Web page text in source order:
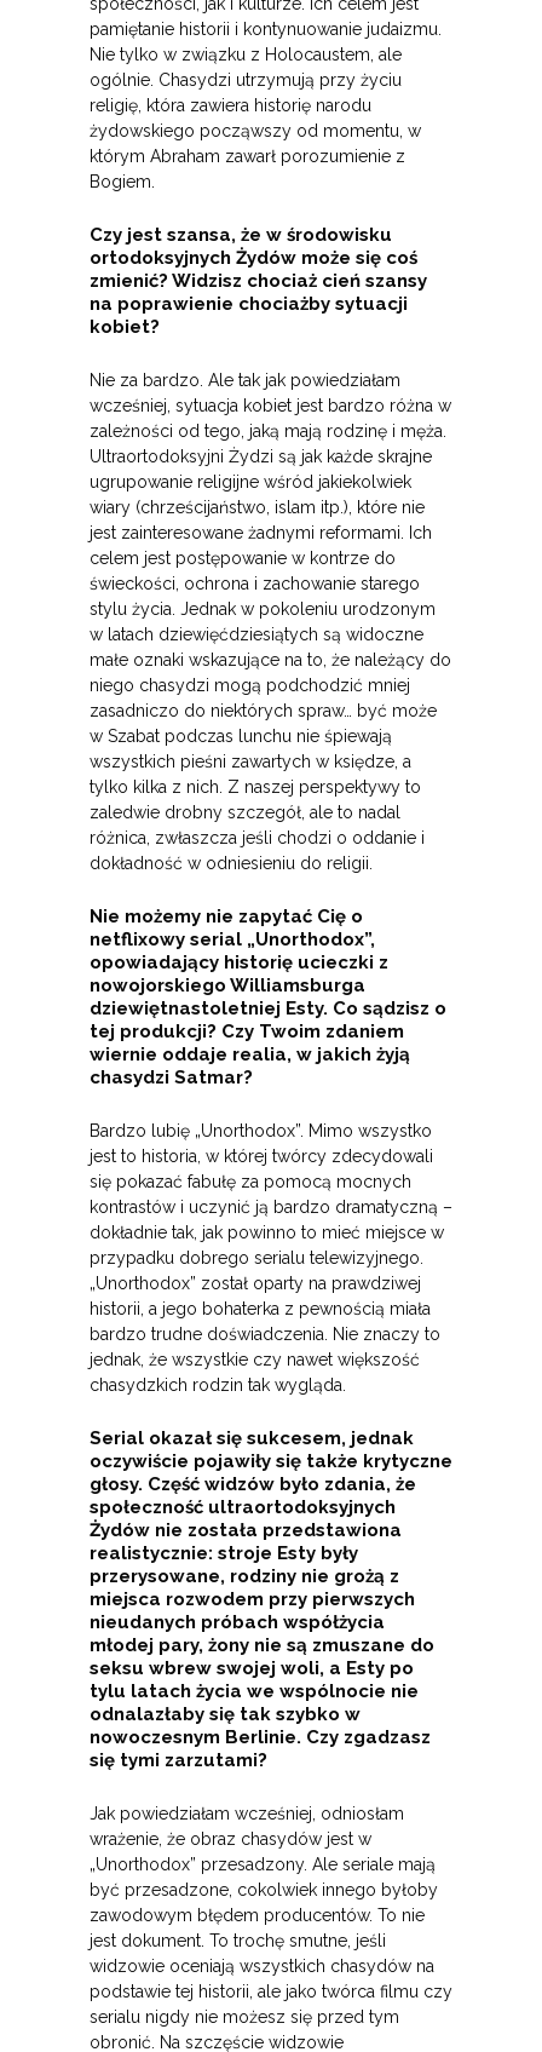
pamiętanie historii i kontynuowanie judaizmu.
Nie tylko w związku z Holocaustem, ale
ogólnie. Chasydzi utrzymują przy życiu
religię, która zawiera historię narodu
żydowskiego począwszy od momentu, w
którym Abraham zawarł porozumienie z
Bogiem.
Czy jest szansa, że w środowisku
ortodoksyjnych Żydów może się coś
zmienić? Widzisz chociaż cień szansy
na poprawienie chociażby sytuacji
kobiet?
Nie za bardzo. Ale tak jak powiedziałam
wcześniej, sytuacja kobiet jest bardzo różna w
zależności od tego, jaką mają rodzinę i męża.
Ultraortodoksyjni Żydzi są jak każde skrajne
ugrupowanie religijne wśród jakiekolwiek
wiary (chrześcijaństwo, islam itp.), które nie
jest zainteresowane żadnymi reformami. Ich
celem jest postępowanie w kontrze do
świeckości, ochrona i zachowanie starego
stylu życia. Jednak w pokoleniu urodzonym
w latach dziewięćdziesiątych są widoczne
małe oznaki wskazujące na to, że należący do
niego chasydzi mogą podchodzić mniej
zasadniczo do niektórych spraw… być może
w Szabat podczas lunchu nie śpiewają
wszystkich pieśni zawartych w księdze, a
tylko kilka z nich. Z naszej perspektywy to
zaledwie drobny szczegół, ale to nadal
różnica, zwłaszcza jeśli chodzi o oddanie i
dokładność w odniesieniu do religii.
Nie możemy nie zapytać Cię o
netflixowy serial „Unorthodox”,
opowiadający historię ucieczki z
nowojorskiego Williamsburga
dziewiętnastoletniej Esty. Co sądzisz o
tej produkcji? Czy Twoim zdaniem
wiernie oddaje realia, w jakich żyją
chasydzi Satmar?
Bardzo lubię „Unorthodox”. Mimo wszystko
jest to historia, w której twórcy zdecydowali
się pokazać fabułę za pomocą mocnych
kontrastów i uczynić ją bardzo dramatyczną –
dokładnie tak, jak powinno to mieć miejsce w
przypadku dobrego serialu telewizyjnego.
„Unorthodox” został oparty na prawdziwej
historii, a jego bohaterka z pewnością miała
bardzo trudne doświadczenia. Nie znaczy to
jednak, że wszystkie czy nawet większość
chasydzkich rodzin tak wygląda.
Serial okazał się sukcesem, jednak
oczywiście pojawiły się także krytyczne
głosy. Część widzów było zdania, że
społeczność ultraortodoksyjnych
Żydów nie została przedstawiona
realistycznie: stroje Esty były
przerysowane, rodziny nie grożą z
miejsca rozwodem przy pierwszych
nieudanych próbach współżycia
młodej pary, żony nie są zmuszane do
seksu wbrew swojej woli, a Esty po
tylu latach życia we wspólnocie nie
odnalazłaby się tak szybko w
nowoczesnym Berlinie. Czy zgadzasz
się tymi zarzutami?
Jak powiedziałam wcześniej, odniosłam
wrażenie, że obraz chasydów jest w
„Unorthodox” przesadzony. Ale seriale mają
być przesadzone, cokolwiek innego byłoby
zawodowym błędem producentów. To nie
jest dokument. To trochę smutne, jeśli
widzowie oceniają wszystkich chasydów na
podstawie tej historii, ale jako twórca filmu czy
serialu nigdy nie możesz się przed tym
obronić. Na szczęście widzowie